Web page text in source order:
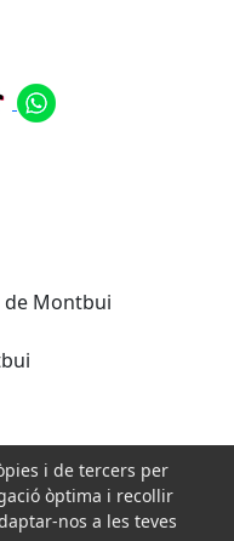
de Montbui
i de tercers per
òptima i recollir
nos a les teves